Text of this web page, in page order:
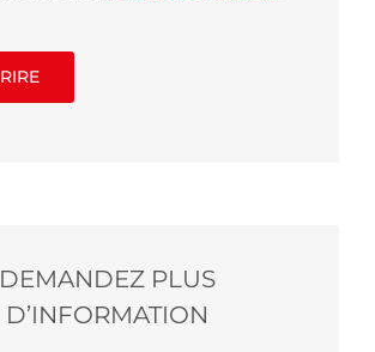
DEMANDEZ PLUS
D’INFORMATION